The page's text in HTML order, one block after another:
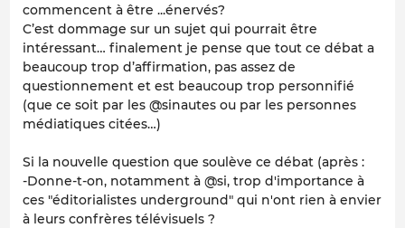
commencent à être ...énervés?
C’est dommage sur un sujet qui pourrait être
intéressant… finalement je pense que tout ce débat a
beaucoup trop d’affirmation, pas assez de
questionnement et est beaucoup trop personnifié
(que ce soit par les @sinautes ou par les personnes
médiatiques citées…)
Si la nouvelle question que soulève ce débat (après :
-Donne-t-on, notamment à @si, trop d'importance à
ces "éditorialistes underground" qui n'ont rien à envier
à leurs confrères télévisuels ?